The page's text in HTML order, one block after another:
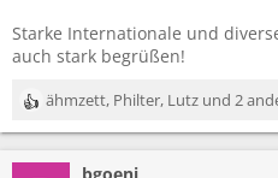
Starke Internationale und
auch stark begrüßen!
R
e
ähmzett, Philter, Lutz und 2